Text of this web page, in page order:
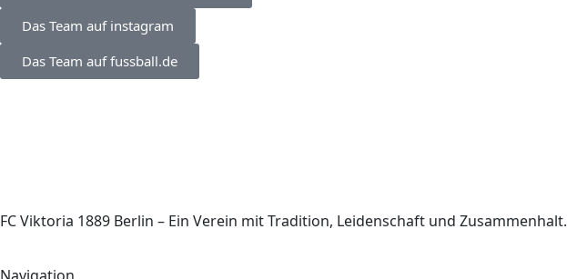
Das Team auf instagram
Das Team auf fussball.de
FC Viktoria 1889 Berlin – Ein Verein mit Tradition, Leidenschaft und Zusammenhalt.